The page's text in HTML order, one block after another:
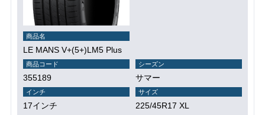
商品名
LE MANS V+(5+)LM5 Plus
商品コード
355189
シーズン
サマー
インチ
17インチ
サイズ
225/45R17 XL